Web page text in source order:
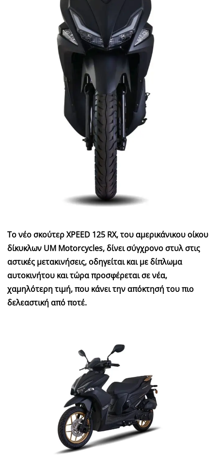
Το νέο σκούτερ XPEED 125 RX, του αμερικάνικου οίκου
δίκυκλων UM Motorcycles, δίνει σύγχρονο στυλ στις
αστικές μετακινήσεις, οδηγείται και με δίπλωμα
αυτοκινήτου και τώρα προσφέρεται σε νέα,
χαμηλότερη τιμή, που κάνει την απόκτησή του πιο
δελεαστική από ποτέ.